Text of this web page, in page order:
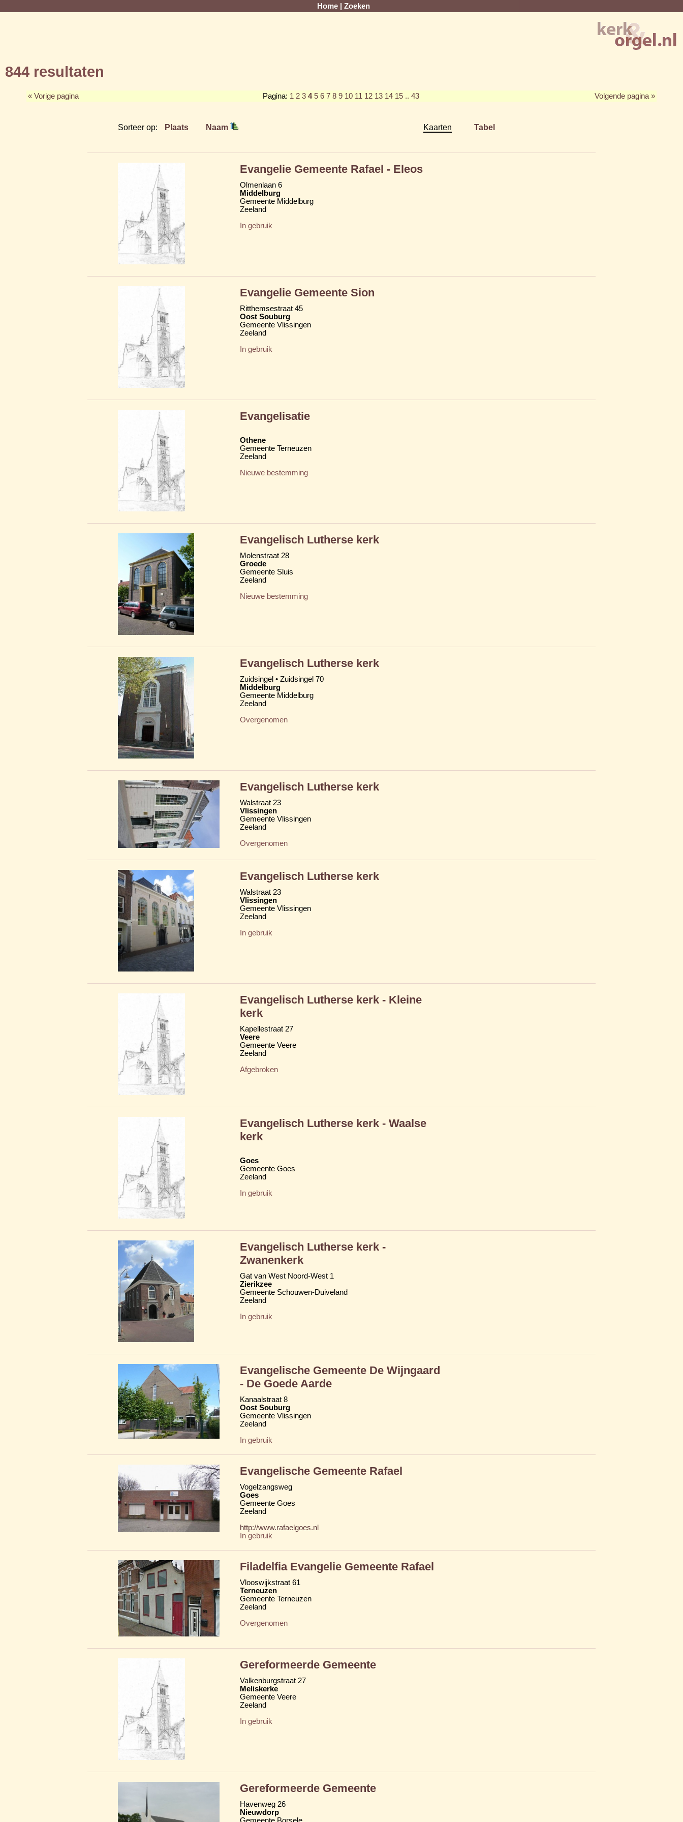
Home Zoeken
844 resultaten
« Vorige pagina Pagina: 1 2 3 4 5 6 7 8 9 10 11 12 13 14 15 .. 43 Volgende pagina »
Sorteer op: Plaats Naam Kaarten Tabel
Evangelie Gemeente Rafael - Eleos
Olmenlaan 6
Middelburg
Gemeente Middelburg
Zeeland
In gebruik
Evangelie Gemeente Sion
Ritthemsestraat 45
Oost Souburg
Gemeente Vlissingen
Zeeland
In gebruik
Evangelisatie
Othene
Gemeente Terneuzen
Zeeland
Nieuwe bestemming
Evangelisch Lutherse kerk
Molenstraat 28
Groede
Gemeente Sluis
Zeeland
Nieuwe bestemming
Evangelisch Lutherse kerk
Zuidsingel • Zuidsingel 70
Middelburg
Gemeente Middelburg
Zeeland
Overgenomen
Evangelisch Lutherse kerk
Walstraat 23
Vlissingen
Gemeente Vlissingen
Zeeland
Overgenomen
Evangelisch Lutherse kerk
Walstraat 23
Vlissingen
Gemeente Vlissingen
Zeeland
In gebruik
Evangelisch Lutherse kerk - Kleine
kerk
Kapellestraat 27
Veere
Gemeente Veere
Zeeland
Afgebroken
Evangelisch Lutherse kerk - Waalse
kerk
Goes
Gemeente Goes
Zeeland
In gebruik
Evangelisch Lutherse kerk -
Zwanenkerk
Gat van West Noord-West 1
Zierikzee
Gemeente Schouwen-Duiveland
Zeeland
In gebruik
Evangelische Gemeente De Wijngaard
- De Goede Aarde
Kanaalstraat 8
Oost Souburg
Gemeente Vlissingen
Zeeland
In gebruik
Evangelische Gemeente Rafael
Vogelzangsweg
Goes
Gemeente Goes
Zeeland
http://www.rafaelgoes.nl
In gebruik
Filadelfia Evangelie Gemeente Rafael
Vlooswijkstraat 61
Terneuzen
Gemeente Terneuzen
Zeeland
Overgenomen
Gereformeerde Gemeente
Valkenburgstraat 27
Meliskerke
Gemeente Veere
Zeeland
In gebruik
Gereformeerde Gemeente
Havenweg 26
Nieuwdorp
Gemeente Borsele